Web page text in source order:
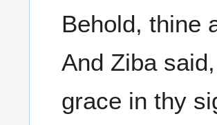
Behold, thine
And Ziba
grace in thy